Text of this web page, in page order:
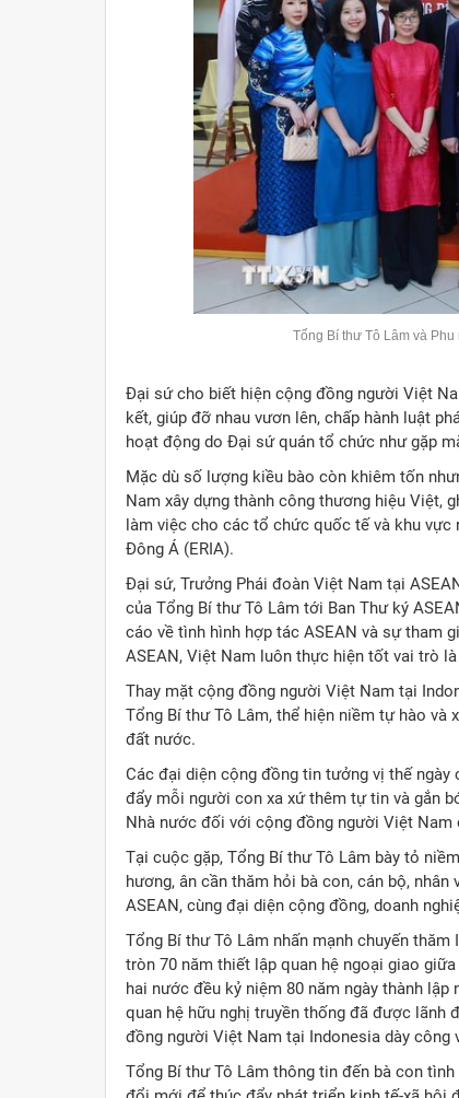
Tổng Bí thư Tô Lâm và
Đại sứ cho biết hiện cộng đồng người Việt
kết, giúp đỡ nhau vươn lên, chấp hành luật
hoạt động do Đại sứ quán tổ chức như gặp
Mặc dù số lượng kiều bào còn khiêm tốn
Nam xây dựng thành công thương hiệu Việt,
làm việc cho các tổ chức quốc tế và khu vực
Đông Á (ERIA).
Đại sứ, Trưởng Phái đoàn Việt Nam tại
của Tổng Bí thư Tô Lâm tới Ban Thư ký
cáo về tình hình hợp tác ASEAN và sự tham
ASEAN, Việt Nam luôn thực hiện tốt vai trò
Thay mặt cộng đồng người Việt Nam tại
Tổng Bí thư Tô Lâm, thể hiện niềm tự hào
đất nước.
Các đại diện cộng đồng tin tưởng vị thế
đẩy mỗi người con xa xứ thêm tự tin và gắn
Nhà nước đối với cộng đồng người Việt
Tại cuộc gặp, Tổng Bí thư Tô Lâm bày tỏ
hương, ân cần thăm hỏi bà con, cán bộ,
ASEAN, cùng đại diện cộng đồng, doanh
Tổng Bí thư Tô Lâm nhấn mạnh chuyến
tròn 70 năm thiết lập quan hệ ngoại giao
hai nước đều kỷ niệm 80 năm ngày thành
quan hệ hữu nghị truyền thống đã được lãnh
đồng người Việt Nam tại Indonesia dày công
Tổng Bí thư Tô Lâm thông tin đến bà con